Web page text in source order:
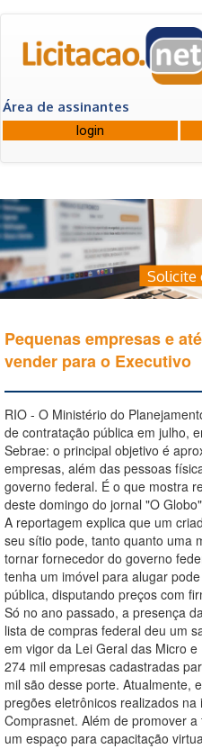
Área de assinantes
Solicite
Pequenas empresas e
vender para o Executivo
RIO - O Ministério do
de contratação pública em julho,
Sebrae: o principal objetivo é
empresas, além das pessoas
governo federal. É o que mostra
deste domingo do jornal "O
A reportagem explica que um
seu sítio pode, tanto quanto uma
tornar fornecedor do governo
tenha um imóvel para alugar
pública, disputando preços com
Só no ano passado, a presença
lista de compras federal deu um
em vigor da Lei Geral das Micro
274 mil empresas cadastradas
mil são desse porte. Atualmente,
pregões eletrônicos realizados
Comprasnet. Além de promover
um espaço para capacitação